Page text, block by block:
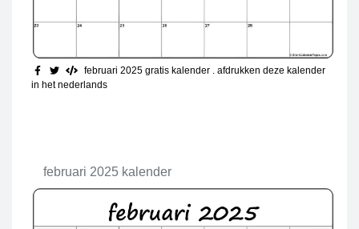
februari 2025 gratis kalender . afdrukken deze kalender
in het nederlands
februari 2025 kalender